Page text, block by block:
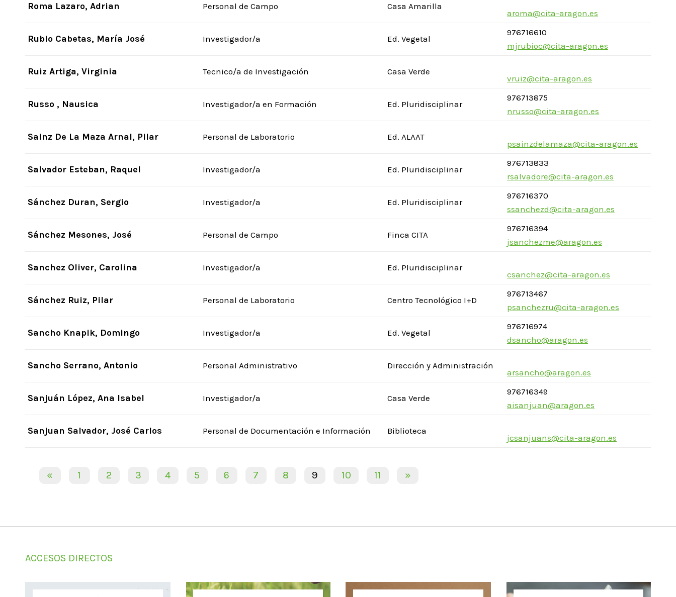
Roma Lazaro, Adrian Personal de Campo Casa Amarilla
aroma@cita-aragon.es
Rubio Cabetas, María José Investigador/a Ed. Vegetal
976716610
mjrubioc@cita-aragon.es
Ruiz Artiga, Virginia Tecnico/a de Investigación Casa Verde
vruiz@cita-aragon.es
Russo , Nausica Investigador/a en Formación Ed. Pluridisciplinar
976713875
nrusso@cita-aragon.es
Sainz De La Maza Arnal, Pilar Personal de Laboratorio Ed. ALAAT
psainzdelamaza@cita-aragon.es
Salvador Esteban, Raquel Investigador/a Ed. Pluridisciplinar
976713833
rsalvadore@cita-aragon.es
Sánchez Duran, Sergio Investigador/a Ed. Pluridisciplinar
976716370
ssanchezd@cita-aragon.es
Sánchez Mesones, José Personal de Campo Finca CITA
976716394
jsanchezme@aragon.es
Sanchez Oliver, Carolina Investigador/a Ed. Pluridisciplinar
csanchez@cita-aragon.es
Sánchez Ruiz, Pilar Personal de Laboratorio Centro Tecnológico I+D
976713467
psanchezru@cita-aragon.es
Sancho Knapik, Domingo Investigador/a Ed. Vegetal
976716974
dsancho@aragon.es
Sancho Serrano, Antonio Personal Administrativo Dirección y Administración
arsancho@aragon.es
Sanjuán López, Ana Isabel Investigador/a Casa Verde
976716349
aisanjuan@aragon.es
Sanjuan Salvador, José Carlos Personal de Documentación e Información Biblioteca
jcsanjuans@cita-aragon.es
« 1 2 3 4 5 6 7 8 9 10 11 »
ACCESOS DIRECTOS